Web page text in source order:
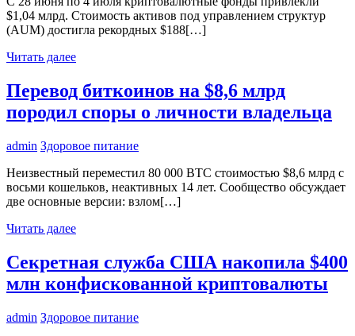
$1,04 млрд. Стоимость активов под управлением структур
(AUM) достигла рекордных $188[…]
Читать далее
Перевод биткоинов на $8,6 млрд
породил споры о личности владельца
admin Здоровое питание
Неизвестный переместил 80 000 BTC стоимостью $8,6 млрд с
восьми кошельков, неактивных 14 лет. Сообщество обсуждает
две основные версии: взлом[…]
Читать далее
Секретная служба США накопила $400
млн конфискованной криптовалюты
admin Здоровое питание